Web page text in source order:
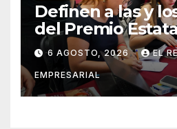
Definen a las y
del Premio
Juventudes 2026
6 AGOSTO, 2026 EL
EMPRESARIAL